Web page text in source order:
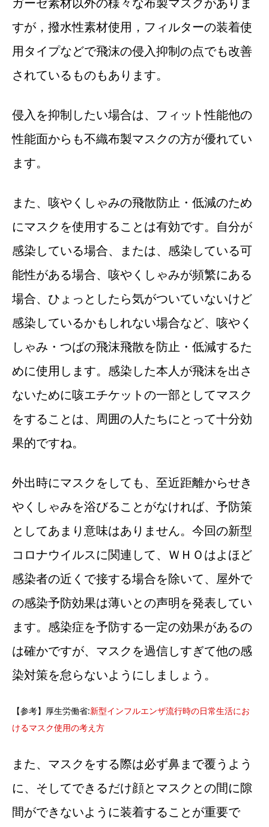
すが，撥水性素材使用，フィルターの装着使
用タイプなどで飛沫の侵入抑制の点でも改善
されているものもあります。
侵入を抑制したい場合は、フィット性能他の
性能面からも不織布製マスクの方が優れてい
ます。
また、咳やくしゃみの飛散防止・低減のため
にマスクを使用することは有効です。自分が
感染している場合、または、感染している可
能性がある場合、咳やくしゃみが頻繁にある
場合、ひょっとしたら気がついていないけど
感染しているかもしれない場合など、咳やく
しゃみ・つばの飛沫飛散を防止・低減するた
めに使用します。感染した本人が飛沫を出さ
ないために咳エチケットの一部としてマスク
をすることは、周囲の人たちにとって十分効
果的ですね。
外出時にマスクをしても、至近距離からせき
やくしゃみを浴びることがなければ、予防策
としてあまり意味はありません。今回の新型
コロナウイルスに関連して、ＷＨＯはよほど
感染者の近くで接する場合を除いて、屋外で
の感染予防効果は薄いとの声明を発表してい
ます。感染症を予防する一定の効果があるの
は確かですが、マスクを過信しすぎて他の感
染対策を怠らないようにしましょう。
【参考】厚生労働省:新型インフルエンザ流行時の日常生活にお
けるマスク使用の考え方
また、マスクをする際は必ず鼻まで覆うよう
に、そしてできるだけ顔とマスクとの間に隙
間ができないように装着することが重要で